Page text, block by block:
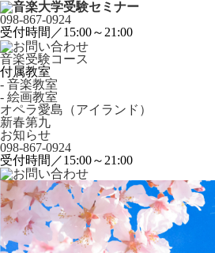
098-867-0924
受付時間／15:00～21:00
音楽受験コース
付属教室
- 音楽教室
- 絵画教室
オペラ愛島（アイランド）
新春第九
お知らせ
098-867-0924
受付時間／15:00～21:00